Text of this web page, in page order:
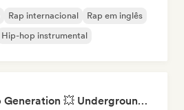
Rap internacional
Rap em inglês
Hip-hop instrumental
Boom Bap Generation 💥 Underground Hip-Hop, East Coast & Jazz Rap